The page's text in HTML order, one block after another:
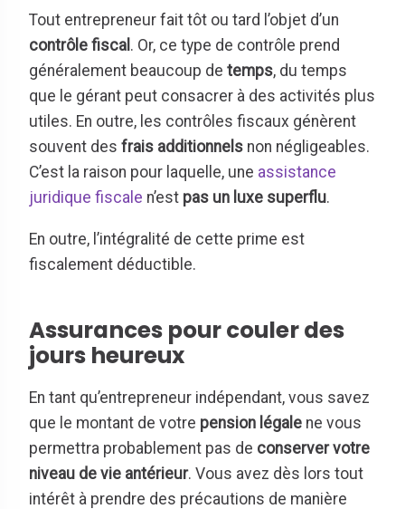
Tout entrepreneur fait tôt ou tard l’objet d’un
contrôle fiscal . Or, ce type de contrôle prend
généralement beaucoup de temps, du temps
que le gérant peut consacrer à des activités plus
utiles. En outre, les contrôles fiscaux génèrent
souvent des frais additionnels non négligeables.
C’est la raison pour laquelle, une assistance
juridique fiscale n’est pas un luxe superflu.
En outre, l’intégralité de cette prime est
fiscalement déductible.
Assurances pour couler des
jours heureux
En tant qu’entrepreneur indépendant, vous savez
que le montant de votre pension légale ne vous
permettra probablement pas de conserver votre
niveau de vie antérieur. Vous avez dès lors tout
intérêt à prendre des précautions de manière